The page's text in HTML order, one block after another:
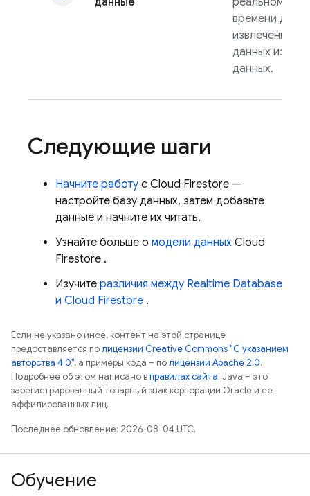
времени для
извлечения
данных из
данных.
Следующие шаги
Начните работу с Cloud Firestore —
настройте базу данных, затем добавьте
данные и начните их читать.
Узнайте больше о модели данных Cloud
Firestore .
Изучите различия между Realtime Database
и Cloud Firestore .
Если не указано иное, контент на этой странице
предоставляется полицензии Creative Commons "С указанием
авторства 4.0", а примеры кода – полицензии Apache 2.0.
Подробнее об этом написано вправилах сайта. Java – это
зарегистрированный товарный знак корпорации Oracle и ее
аффилированных лиц.
Последнее обновление: 2026-08-04 UTC.
Обучение